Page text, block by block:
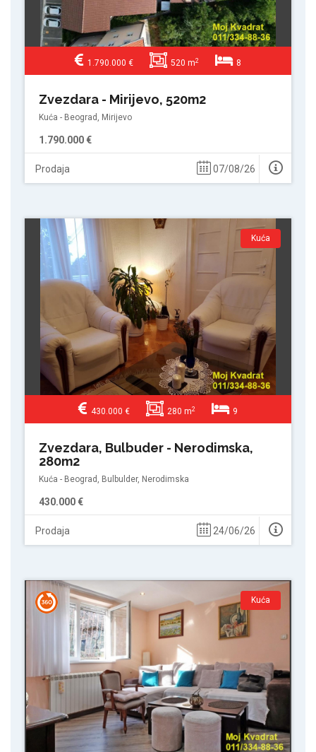
1.790.000 € 520 m2 8
Zvezdara - Mirijevo, 520m2
Kuća - Beograd, Mirijevo
1.790.000 €
Prodaja 07/08/26
Kuća
430.000 € 280 m2 9
Zvezdara, Bulbuder - Nerodimska,
280m2
Kuća - Beograd, Bulbulder, Nerodimska
430.000 €
Prodaja 24/06/26
Kuća